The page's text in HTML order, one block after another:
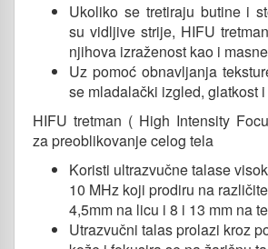
Ukoliko se tretiraju butine i
su vidljive strije, HIFU
njihova izraženost kao i
Uz pomoć obnavljanja
se mladalački izgled, glatkost
HIFU tretman ( High Intensity
za preoblikovanje celog tela
Koristi ultrazvučne talase
10 MHz koji prodiru na
4,5mm na licu i 8 i 13 mm na
Utrazvučni talas prolazi kroz